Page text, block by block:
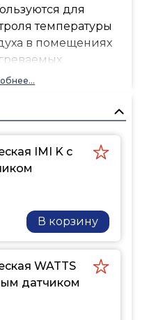
для
температуры
в помещениях
с помощью
Весь
К прост в
и при
и точное
Модели
позволяют
IMI K с
В корзину
WATTS
датчиком